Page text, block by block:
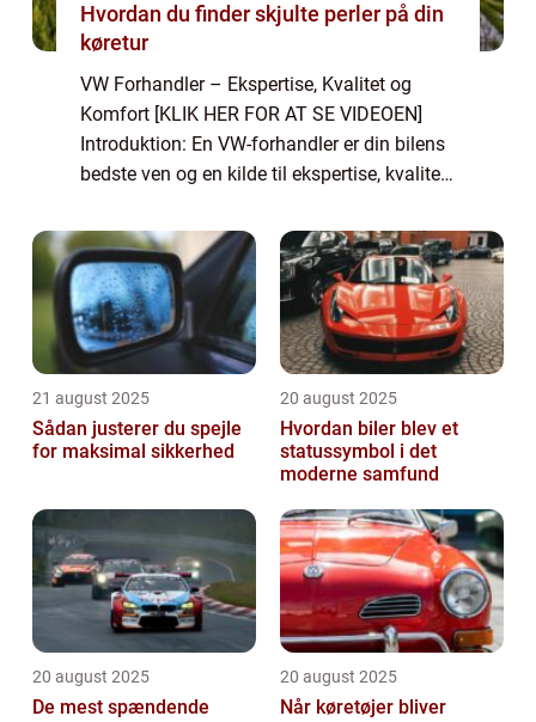
Hvordan du finder skjulte perler på din
køretur
VW Forhandler – Ekspertise, Kvalitet og
Komfort [KLIK HER FOR AT SE VIDEOEN]
Introduktion: En VW-forhandler er din bilens
bedste ven og en kilde til ekspertise, kvalitet
ny bil eller ønsker service o...
21 august 2025
Sådan justerer du spejle
for maksimal sikkerhed
20 august 2025
Hvordan biler blev et
statussymbol i det
moderne samfund
20 august 2025
De mest spændende
20 august 2025
Når køretøjer bliver